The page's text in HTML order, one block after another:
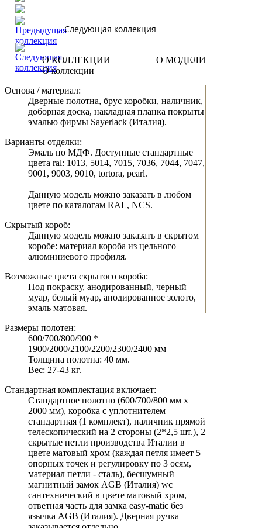
Следующая коллекция
О КОЛЛЕКЦИИ
О МОДЕЛИ
О коллекции
Основа / материал:
Дверные полотна, брус коробки, наличник,
доборная доска, накладная планка покрыты
эмалью фирмы Sayerlack (Италия).
Варианты отделки:
Эмаль по МДФ. Доступные стандартные
цвета ral: 1013, 5014, 7015, 7036, 7044, 7047,
9001, 9003, 9010, tortora, pearl.
Данную модель можно заказать в любом
цвете по каталогам RAL, NCS.
Скрытый короб:
Данную модель можно заказать в скрытом
коробе: материал короба из цельного
алюминиевого профиля.
Возможные цвета скрытого короба:
Под покраску, анодированный, черный
муар, белый муар, анодированное золото,
эмаль матовая.
Размеры полотен:
600/700/800/900 *
1900/2000/2100/2200/2300/2400 мм
Толщина полотна: 40 мм.
Вес: 27-43 кг.
Стандартная комплектация включает:
Стандартное полотно (600/700/800 мм х
2000 мм), коробка с уплотнителем
стандартная (1 комплект), наличник прямой
телескопический на 2 стороны (2*2,5 шт.), 2
скрытые петли производства Италии в
цвете матовый хром (каждая петля имеет 5
опорных точек и регулировку по 3 осям,
материал петли - сталь), бесшумный
магнитный замок AGB (Италия) wc
сантехнический в цвете матовый хром,
ответная часть для замка easy-matic без
язычка AGB (Италия). Дверная ручка